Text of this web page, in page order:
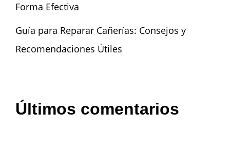
Forma Efectiva
Guía para Reparar Cañerías: Consejos y
Recomendaciones Útiles
Últimos comentarios